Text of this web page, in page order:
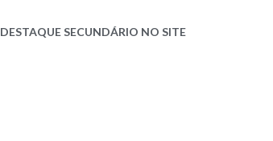
DESTAQUE SECUNDÁRIO NO SITE